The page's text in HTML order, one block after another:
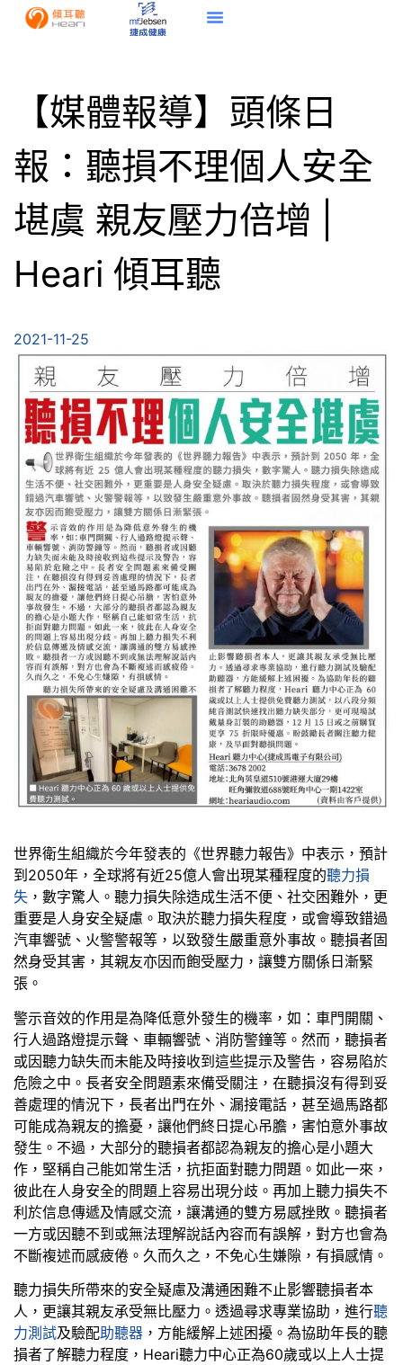
【媒體報導】頭條日
報：聽損不理個人安全
堪虞 親友壓力倍增 |
Heari 傾耳聽
2021-11-25
世界衛生組織於今年發表的《世界聽力報告》中表示，預計
到2050年，全球將有近25億人會出現某種程度的聽力損
失 ，數字驚人。聽力損失除造成生活不便、社交困難外，更
重要是人身安全疑慮。取決於聽力損失程度，或會導致錯過
汽車響號、火警警報等，以致發生嚴重意外事故。聽損者固
然身受其害，其親友亦因而飽受壓力，讓雙方關係日漸緊
張。
警示音效的作用是為降低意外發生的機率，如：車門開關、
行人過路燈提示聲、車輛響號、消防警鐘等。然而，聽損者
或因聽力缺失而未能及時接收到這些提示及警告，容易陷於
危險之中。長者安全問題素來備受關注，在聽損沒有得到妥
善處理的情況下，長者出門在外、漏接電話，甚至過馬路都
可能成為親友的擔憂，讓他們終日提心吊膽，害怕意外事故
發生。不過，大部分的聽損者都認為親友的擔心是小題大
作，堅稱自己能如常生活，抗拒面對聽力問題。如此一來，
彼此在人身安全的問題上容易出現分歧。再加上聽力損失不
利於信息傳遞及情感交流，讓溝通的雙方易感挫敗。聽損者
一方或因聽不到或無法理解說話內容而有誤解，對方也會為
不斷複述而感疲倦。久而久之，不免心生嫌隙，有損感情。
聽力損失所帶來的安全疑慮及溝通困難不止影響聽損者本
人，更讓其親友承受無比壓力。透過尋求專業協助，進行聽
力測試及驗配助聽器 ，方能緩解上述困擾。為協助年長的聽
損者了解聽力程度，Heari聽力中心正為60歲或以上人士提